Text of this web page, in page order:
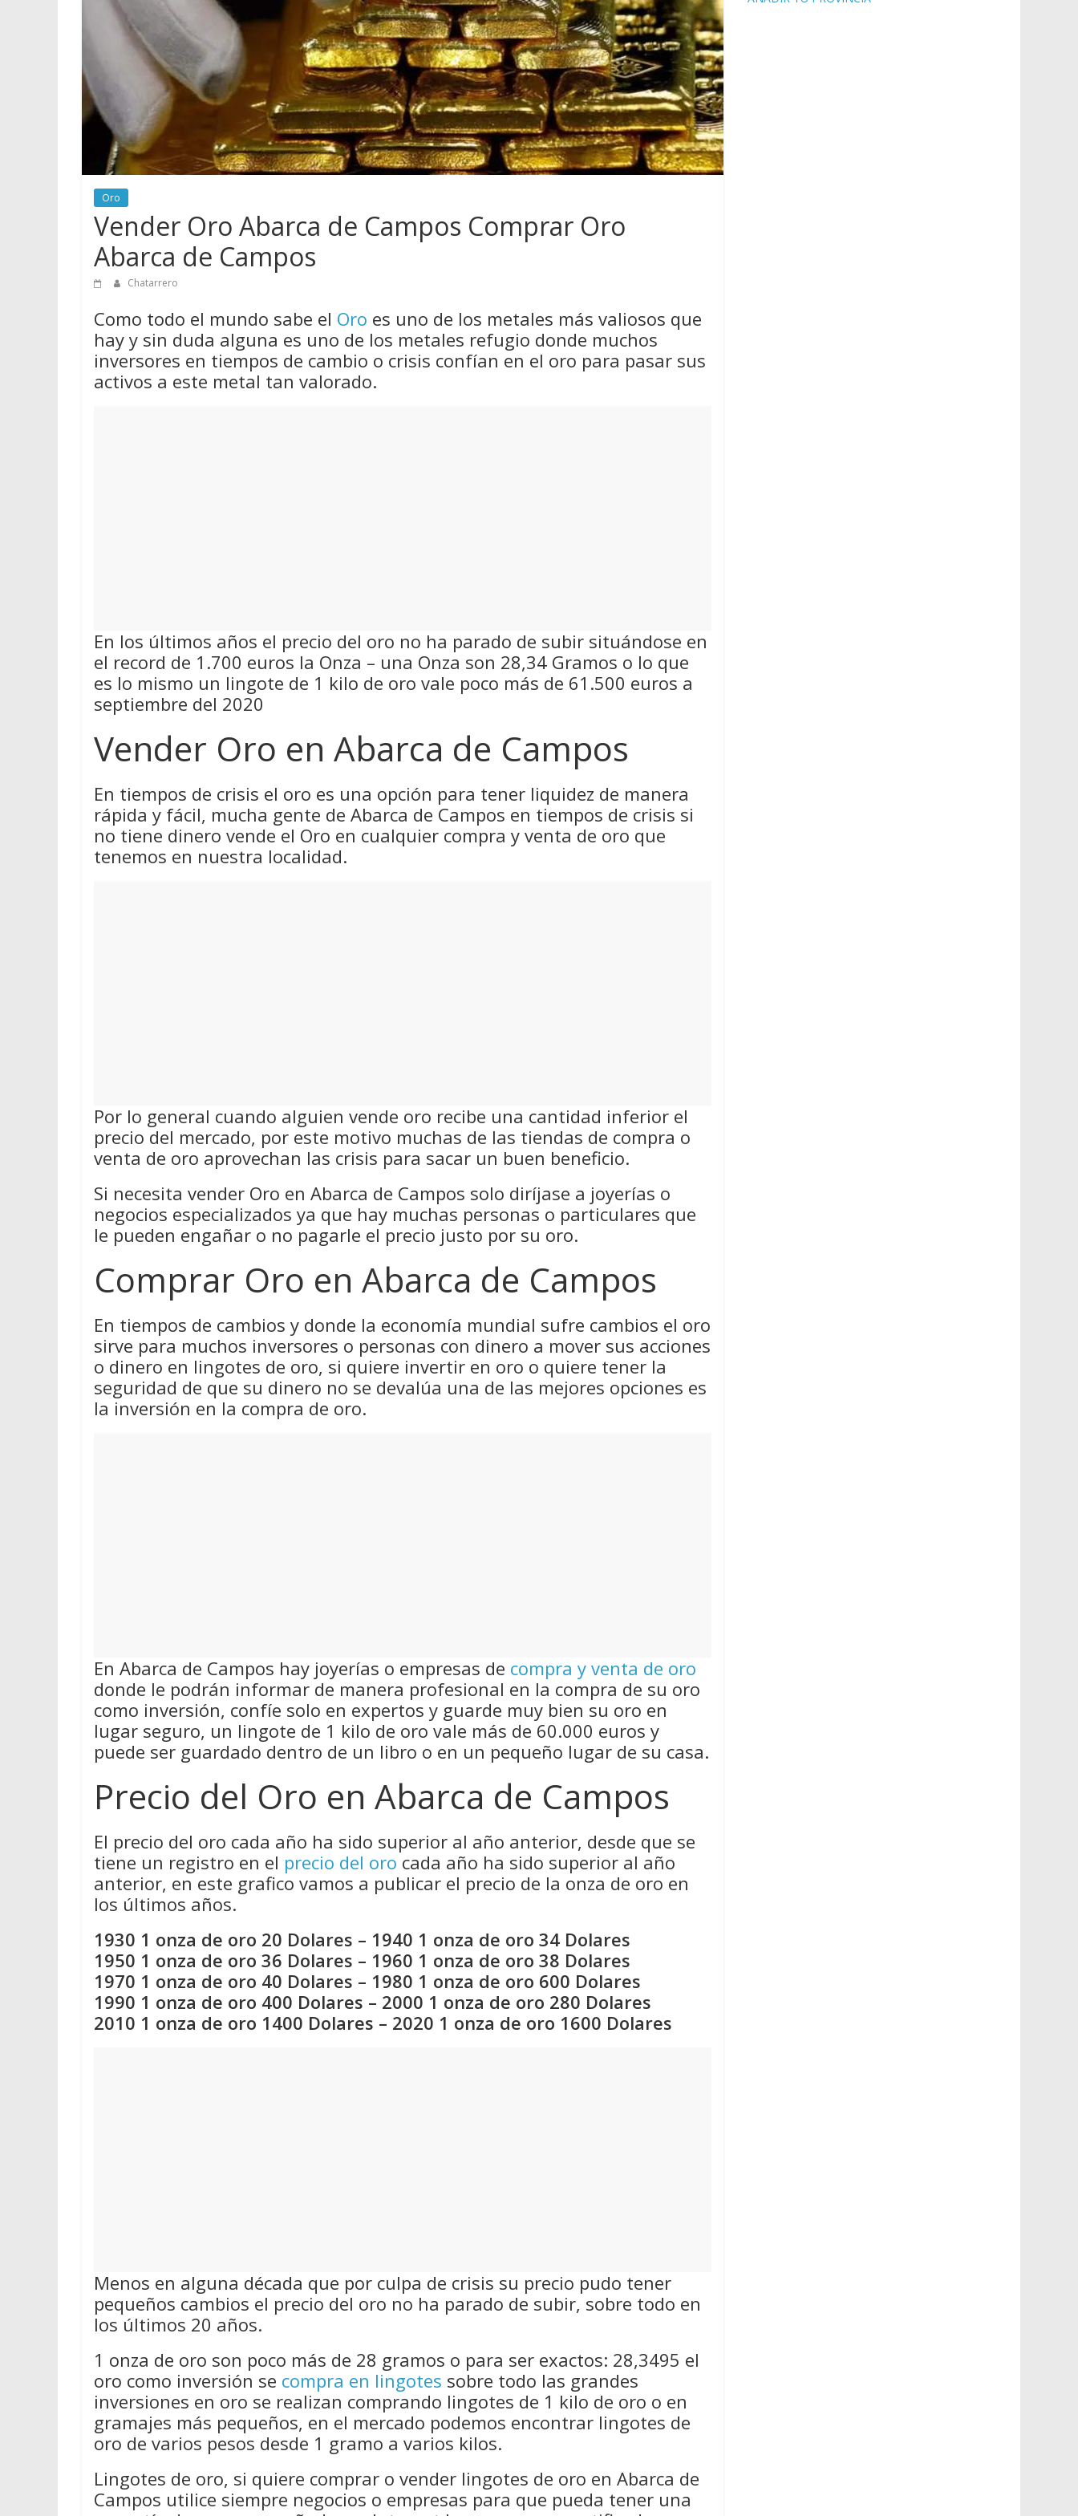
Chatarra
Oro
Vender Oro Abarca de Campos Comprar Oro
Abarca de Campos
Chatarrero
Como todo el mundo sabe el Oro es uno de los metales más valiosos que
hay y sin duda alguna es uno de los metales refugio donde muchos
inversores en tiempos de cambio o crisis confían en el oro para pasar sus
activos a este metal tan valorado.
En los últimos años el precio del oro no ha parado de subir situándose en
el record de 1.700 euros la Onza – una Onza son 28,34 Gramos o lo que
es lo mismo un lingote de 1 kilo de oro vale poco más de 61.500 euros a
septiembre del 2020
Vender Oro en Abarca de Campos
En tiempos de crisis el oro es una opción para tener liquidez de manera
rápida y fácil, mucha gente de Abarca de Campos en tiempos de crisis si
no tiene dinero vende el Oro en cualquier compra y venta de oro que
tenemos en nuestra localidad.
Por lo general cuando alguien vende oro recibe una cantidad inferior el
precio del mercado, por este motivo muchas de las tiendas de compra o
venta de oro aprovechan las crisis para sacar un buen beneficio.
Si necesita vender Oro en Abarca de Campos solo diríjase a joyerías o
negocios especializados ya que hay muchas personas o particulares que
le pueden engañar o no pagarle el precio justo por su oro.
Comprar Oro en Abarca de Campos
En tiempos de cambios y donde la economía mundial sufre cambios el oro
sirve para muchos inversores o personas con dinero a mover sus acciones
o dinero en lingotes de oro, si quiere invertir en oro o quiere tener la
seguridad de que su dinero no se devalúa una de las mejores opciones es
la inversión en la compra de oro.
En Abarca de Campos hay joyerías o empresas de compra y venta de oro
donde le podrán informar de manera profesional en la compra de su oro
como inversión, confíe solo en expertos y guarde muy bien su oro en
lugar seguro, un lingote de 1 kilo de oro vale más de 60.000 euros y
puede ser guardado dentro de un libro o en un pequeño lugar de su casa.
Precio del Oro en Abarca de Campos
El precio del oro cada año ha sido superior al año anterior, desde que se
tiene un registro en el precio del oro cada año ha sido superior al año
anterior, en este grafico vamos a publicar el precio de la onza de oro en
los últimos años.
1930 1 onza de oro 20 Dolares – 1940 1 onza de oro 34 Dolares
1950 1 onza de oro 36 Dolares – 1960 1 onza de oro 38 Dolares
1970 1 onza de oro 40 Dolares – 1980 1 onza de oro 600 Dolares
1990 1 onza de oro 400 Dolares – 2000 1 onza de oro 280 Dolares
2010 1 onza de oro 1400 Dolares – 2020 1 onza de oro 1600 Dolares
Menos en alguna década que por culpa de crisis su precio pudo tener
pequeños cambios el precio del oro no ha parado de subir, sobre todo en
los últimos 20 años.
1 onza de oro son poco más de 28 gramos o para ser exactos: 28,3495 el
oro como inversión se compra en lingotes sobre todo las grandes
inversiones en oro se realizan comprando lingotes de 1 kilo de oro o en
gramajes más pequeños, en el mercado podemos encontrar lingotes de
oro de varios pesos desde 1 gramo a varios kilos.
Lingotes de oro, si quiere comprar o vender lingotes de oro en Abarca de
Campos utilice siempre negocios o empresas para que pueda tener una